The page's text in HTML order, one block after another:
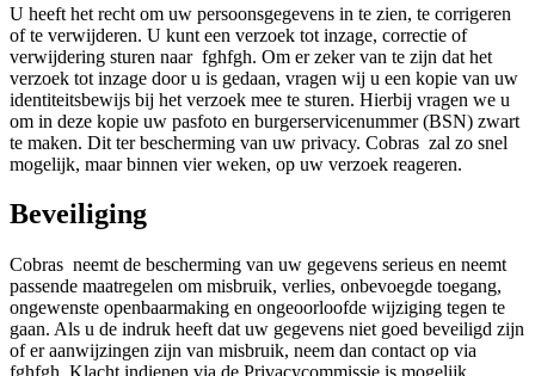
U heeft het recht om uw persoonsgegevens in te zien, te corrigeren
of te verwijderen. U kunt een verzoek tot inzage, correctie of
verwijdering sturen naar fghfgh. Om er zeker van te zijn dat het
verzoek tot inzage door u is gedaan, vragen wij u een kopie van uw
identiteitsbewijs bij het verzoek mee te sturen. Hierbij vragen we u
om in deze kopie uw pasfoto en burgerservicenummer (BSN) zwart
te maken. Dit ter bescherming van uw privacy. Cobras zal zo snel
mogelijk, maar binnen vier weken, op uw verzoek reageren.
Beveiliging
Cobras neemt de bescherming van uw gegevens serieus en neemt
passende maatregelen om misbruik, verlies, onbevoegde toegang,
ongewenste openbaarmaking en ongeoorloofde wijziging tegen te
gaan. Als u de indruk heeft dat uw gegevens niet goed beveiligd zijn
of er aanwijzingen zijn van misbruik, neem dan contact op via